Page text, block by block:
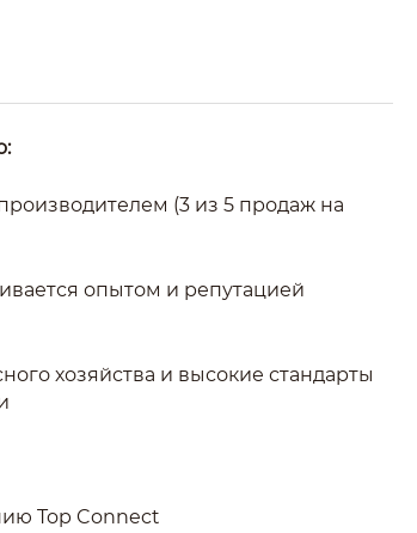
(3 из 5 продаж на
опытом и репутацией
хозяйства и высокие стандарты
Top Connect